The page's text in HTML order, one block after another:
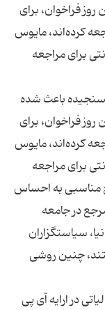
فراخوان، برای
کرده‌اند، مایوس
برای مراجعه
باعث شده
فراخوان، برای
کرده‌اند، مایوس
برای مراجعه
مناسبی به احساس
در جامعه
سیاستگزاران
چنین روشی
در ارایه آی پی